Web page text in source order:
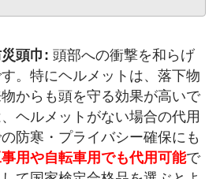
頭巾: 頭部への衝撃を和らげ
。特にヘルメットは、落下物
からも頭を守る効果が高いで
ヘルメットがない場合の代用
防寒・プライバシー確保にも
用や自転車用でも代用可能で